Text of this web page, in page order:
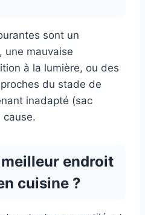
sont un
une mauvaise
à la lumière, ou des
du stade de
inadapté (sac
cause.
endroit
cuisine ?